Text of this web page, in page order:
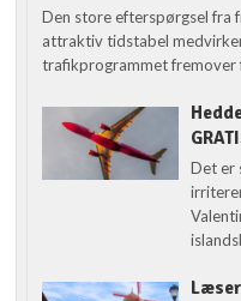
Den store efterspørgsel fra
attraktiv tidstabel
trafikprogrammet fremover
Det er